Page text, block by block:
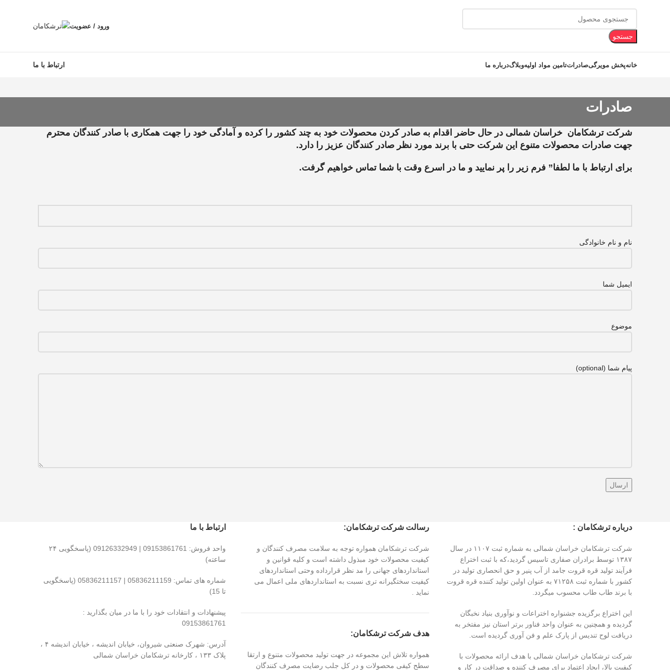
جستجو
ورود / عضویت
خانهپخش مویرگیصادراتتامین مواد اولیهوبلاگدرباره ما ارتباط با ما
صادرات
شرکت ترشکامان خراسان شمالی در حال حاضر اقدام به صادر کردن محصولات خود به چند کشور را کرده و آمادگی خود را جهت همکاری با صادر کنندگان محترم
جهت صادرات محصولات متنوع این شرکت حتی با برند مورد نظر صادر کنندگان عزیز را دارد.
برای ارتباط با ما لطفا” فرم زیر را پر نمایید و ما در اسرع وقت با شما تماس خواهیم گرفت.
نام و نام خانوادگی
ایمیل شما
موضوع
پیام شما (optional)
درباره ترشکامان :
شرکت ترشکامان خراسان شمالی به شماره ثبت ۱۱۰۷ در سال
۱۳۸۷ توسط برادران صفاری تاسیس گردید،که با ثبت اختراع
فرآیند تولید قره قروت جامد از آب پنیر و حق انحصاری تولید در
کشور با شماره ثبت ۷۱۲۵۸ به عنوان اولین تولید کننده قره قروت
با برند طاب طاب محسوب میگردد.
این اختراع برگزیده جشنواره اختراعات و نوآوری بنیاد نخبگان
گردیده و همچنین به عنوان واحد فناور برتر استان نیز مفتخر به
دریافت لوح تندیس از پارک علم و فن آوری گردیده است.
شرکت ترشکامان خراسان شمالی با هدف ارائه محصولات با
کیفیت بالا، ایجاد اعتماد برای مصرف کننده و صداقت در کار و
رسالت شرکت ترشکامان:
شرکت ترشکامان همواره توجه به سلامت مصرف کنندگان و
کیفیت محصولات خود مبذول داشته است و کلیه قوانین و
استانداردهای جهانی را مد نظر قرارداده وحتی استانداردهای
کیفیت سختگیرانه تری نسبت به استانداردهای ملی اعمال می
نماید .
هدف شرکت ترشکامان:
همواره تلاش این مجموعه در جهت تولید محصولات متنوع و ارتقا
سطح کیفی محصولات و در کل جلب رضایت مصرف کنندگان
ارتباط با ما
واحد فروش: 09153861761 | 09126332949 (پاسخگویی ۲۴
ساعته)
شماره های تماس: 05836211159 | 05836211157 (پاسخگویی
تا 15)
پیشنهادات و انتقادات خود را با ما در میان بگذارید :
09153861761
آدرس: شهرک صنعتی شیروان، خیابان اندیشه ، خیابان اندیشه ۴ ،
پلاک ۱۳۳ ، کارخانه ترشکامان خراسان شمالی